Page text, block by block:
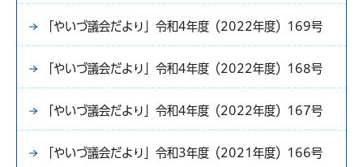
「やいづ議会だより」令和4年度（2022年度）169号
「やいづ議会だより」令和4年度（2022年度）168号
「やいづ議会だより」令和4年度（2022年度）167号
「やいづ議会だより」令和3年度（2021年度）166号